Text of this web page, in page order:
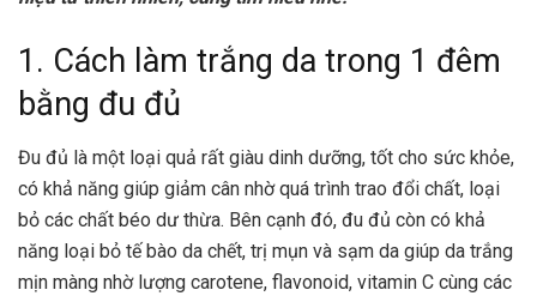
1. Cách làm trắng da trong 1 đêm
bằng đu đủ
Đu đủ là một loại quả rất giàu dinh dưỡng, tốt cho sức khỏe,
có khả năng giúp giảm cân nhờ quá trình trao đổi chất, loại
bỏ các chất béo dư thừa. Bên cạnh đó, đu đủ còn có khả
năng loại bỏ tế bào da chết, trị mụn và sạm da giúp da trắng
mịn màng nhờ lượng carotene, flavonoid, vitamin C cùng các